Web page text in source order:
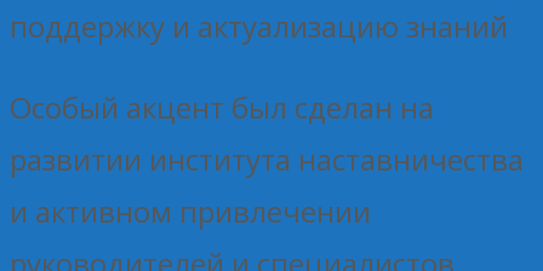
поддержку и актуализацию знаний
Особый акцент был сделан на
развитии института наставничества
и активном привлечении
руководителей и специалистов